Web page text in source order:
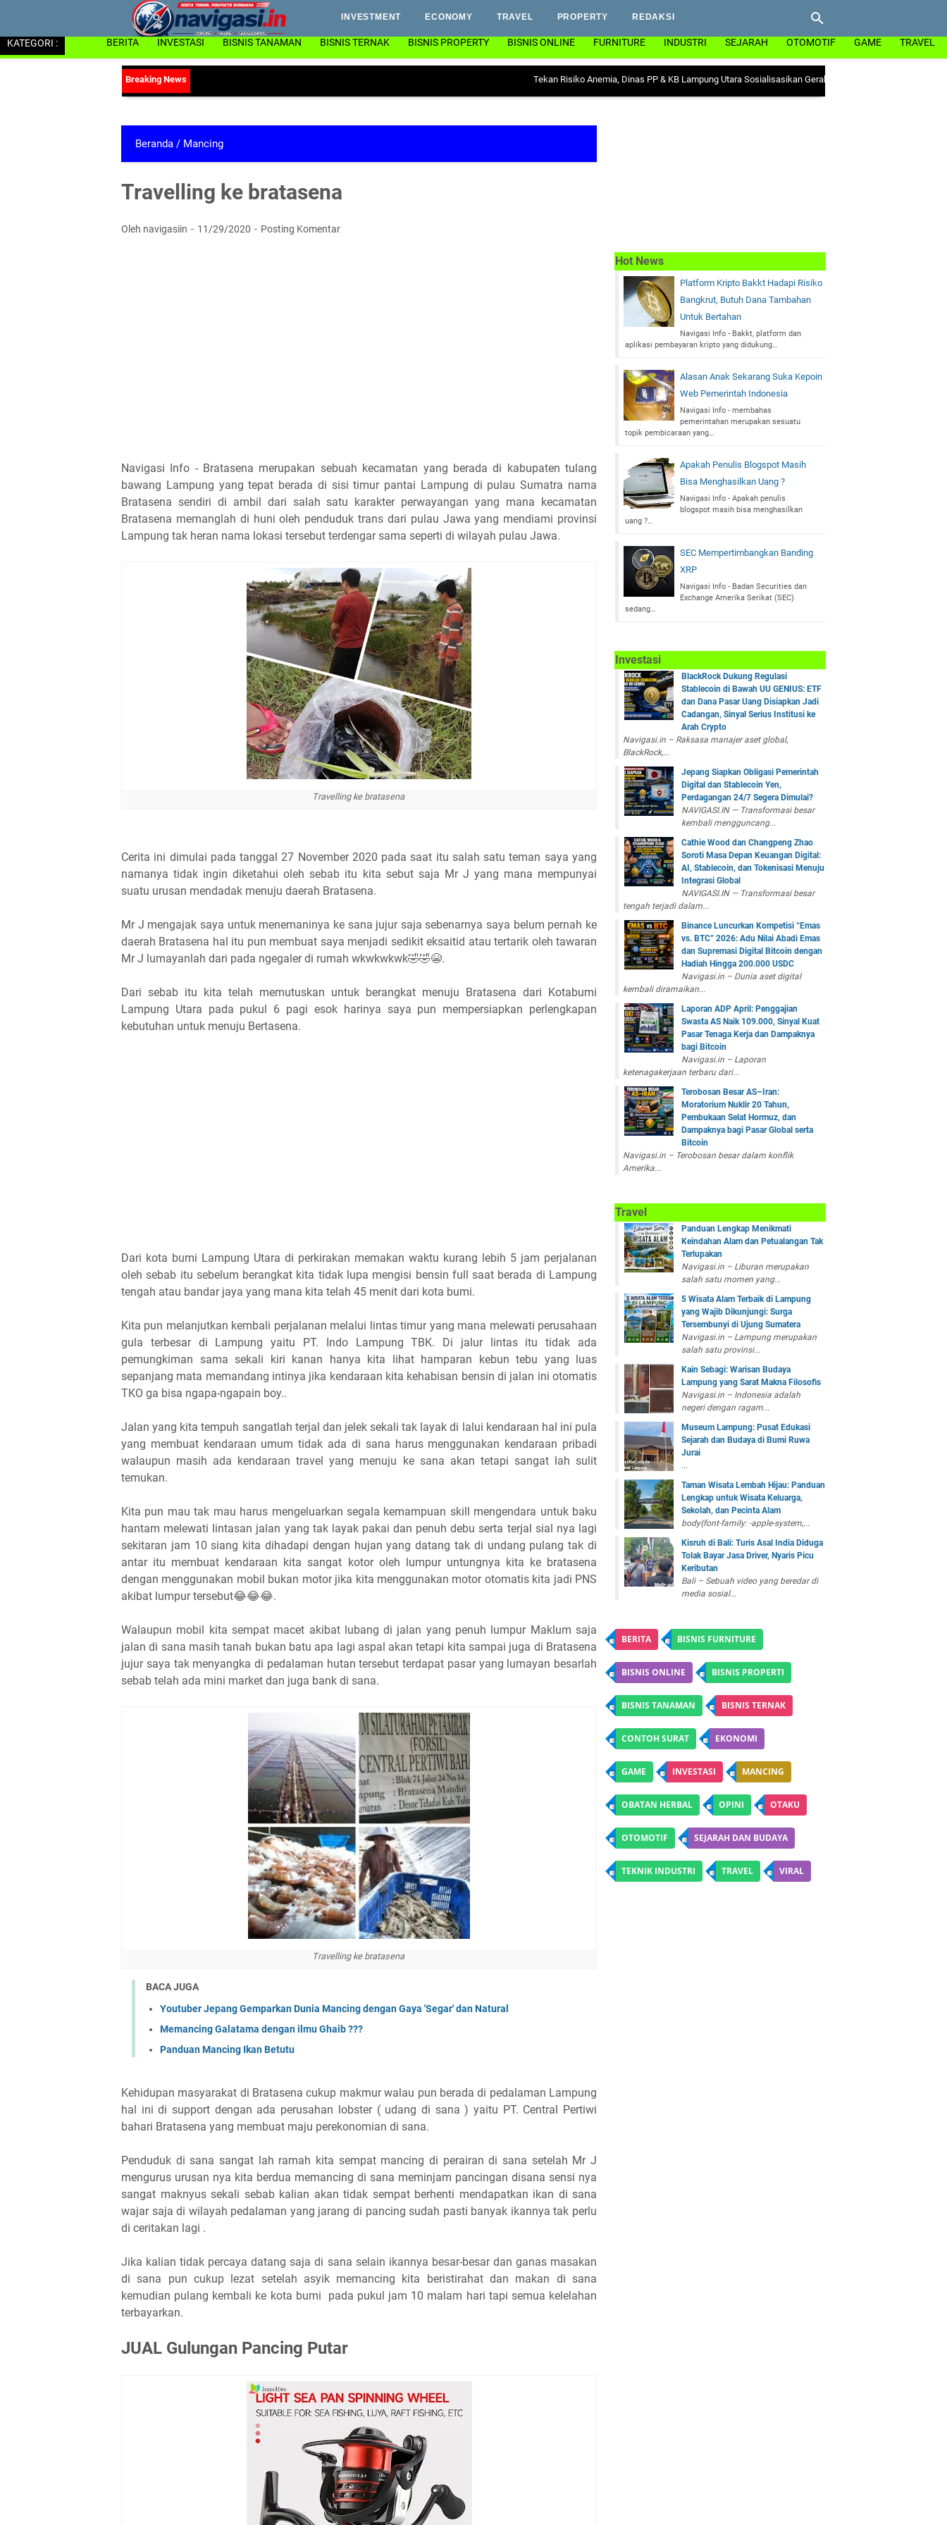
INVESTMENT ECONOMY TRAVEL PROPERTY REDAKSI
KATEGORI : BERITA INVESTASI BISNIS TANAMAN BISNIS TERNAK BISNIS PROPERTY BISNIS ONLINE FURNITURE INDUSTRI SEJARAH OTOMOTIF GAME TRAVEL
Tekan Risiko Anemia, Dinas PP & KB Lampung Utara Sosialisasikan Gerakan "Ayo Minum Tablet Tambah Darah" di
Beranda / Mancing
Travelling ke bratasena
Oleh navigasiin 11/29/2020 Posting Komentar
Navigasi Info - Bratasena merupakan sebuah kecamatan yang berada di kabupaten tulang
bawang Lampung yang tepat berada di sisi timur pantai Lampung di pulau Sumatra nama
Bratasena sendiri di ambil dari salah satu karakter perwayangan yang mana kecamatan
Bratasena memanglah di huni oleh penduduk trans dari pulau Jawa yang mendiami provinsi
Lampung tak heran nama lokasi tersebut terdengar sama seperti di wilayah pulau Jawa.
Travelling ke bratasena
Cerita ini dimulai pada tanggal 27 November 2020 pada saat itu salah satu teman saya yang
namanya tidak ingin diketahui oleh sebab itu kita sebut saja Mr J yang mana mempunyai
suatu urusan mendadak menuju daerah Bratasena.
Mr J mengajak saya untuk menemaninya ke sana jujur saja sebenarnya saya belum pernah ke
daerah Bratasena hal itu pun membuat saya menjadi sedikit eksaitid atau tertarik oleh tawaran
Mr J lumayanlah dari pada ngegaler di rumah wkwkwkwk🤣🤣😭.
Dari sebab itu kita telah memutuskan untuk berangkat menuju Bratasena dari Kotabumi
Lampung Utara pada pukul 6 pagi esok harinya saya pun mempersiapkan perlengkapan
kebutuhan untuk menuju Bertasena.
Dari kota bumi Lampung Utara di perkirakan memakan waktu kurang lebih 5 jam perjalanan
oleh sebab itu sebelum berangkat kita tidak lupa mengisi bensin full saat berada di Lampung
tengah atau bandar jaya yang mana kita telah 45 menit dari kota bumi.
Kita pun melanjutkan kembali perjalanan melalui lintas timur yang mana melewati perusahaan
gula terbesar di Lampung yaitu PT. Indo Lampung TBK. Di jalur lintas itu tidak ada
pemungkiman sama sekali kiri kanan hanya kita lihat hamparan kebun tebu yang luas
sepanjang mata memandang intinya jika kendaraan kita kehabisan bensin di jalan ini otomatis
TKO ga bisa ngapa-ngapain boy..
Jalan yang kita tempuh sangatlah terjal dan jelek sekali tak layak di lalui kendaraan hal ini pula
yang membuat kendaraan umum tidak ada di sana harus menggunakan kendaraan pribadi
walaupun masih ada kendaraan travel yang menuju ke sana akan tetapi sangat lah sulit
temukan.
Kita pun mau tak mau harus mengeluarkan segala kemampuan skill mengendara untuk baku
hantam melewati lintasan jalan yang tak layak pakai dan penuh debu serta terjal sial nya lagi
sekitaran jam 10 siang kita dihadapi dengan hujan yang datang tak di undang pulang tak di
antar itu membuat kendaraan kita sangat kotor oleh lumpur untungnya kita ke bratasena
dengan menggunakan mobil bukan motor jika kita menggunakan motor otomatis kita jadi PNS
akibat lumpur tersebut😂😂😂.
Walaupun mobil kita sempat macet akibat lubang di jalan yang penuh lumpur Maklum saja
jalan di sana masih tanah bukan batu apa lagi aspal akan tetapi kita sampai juga di Bratasena
jujur saya tak menyangka di pedalaman hutan tersebut terdapat pasar yang lumayan besarlah
sebab telah ada mini market dan juga bank di sana.
Travelling ke bratasena
BACA JUGA
Youtuber Jepang Gemparkan Dunia Mancing dengan Gaya 'Segar' dan Natural
Memancing Galatama dengan ilmu Ghaib ???
Panduan Mancing Ikan Betutu
Kehidupan masyarakat di Bratasena cukup makmur walau pun berada di pedalaman Lampung
hal ini di support dengan ada perusahan lobster ( udang di sana ) yaitu PT. Central Pertiwi
bahari Bratasena yang membuat maju perekonomian di sana.
Penduduk di sana sangat lah ramah kita sempat mancing di perairan di sana setelah Mr J
mengurus urusan nya kita berdua memancing di sana meminjam pancingan disana sensi nya
sangat maknyus sekali sebab kalian akan tidak sempat berhenti mendapatkan ikan di sana
wajar saja di wilayah pedalaman yang jarang di pancing sudah pasti banyak ikannya tak perlu
di ceritakan lagi .
Jika kalian tidak percaya datang saja di sana selain ikannya besar-besar dan ganas masakan
di sana pun cukup lezat setelah asyik memancing kita beristirahat dan makan di sana
kemudian pulang kembali ke kota bumi pada pukul jam 10 malam hari tapi semua kelelahan
terbayarkan.
JUAL Gulungan Pancing Putar
Hot News
Platform Kripto Bakkt Hadapi Risiko
Bangkrut, Butuh Dana Tambahan
Untuk Bertahan
Navigasi Info - Bakkt, platform dan
aplikasi pembayaran kripto yang didukung…
Alasan Anak Sekarang Suka Kepoin
Web Pemerintah Indonesia
Navigasi Info - membahas
pemerintahan merupakan sesuatu
topik pembicaraan yang…
Apakah Penulis Blogspot Masih
Bisa Menghasilkan Uang ?
Navigasi Info - Apakah penulis
blogspot masih bisa menghasilkan
uang ?…
SEC Mempertimbangkan Banding
XRP
Navigasi Info - Badan Securities dan
Exchange Amerika Serikat (SEC)
sedang…
Investasi
BlackRock Dukung Regulasi
Stablecoin di Bawah UU GENIUS: ETF
dan Dana Pasar Uang Disiapkan Jadi
Cadangan, Sinyal Serius Institusi ke
Arah Crypto
Navigasi.in – Raksasa manajer aset global,
BlackRock,...
Jepang Siapkan Obligasi Pemerintah
Digital dan Stablecoin Yen,
Perdagangan 24/7 Segera Dimulai?
NAVIGASI.IN — Transformasi besar
kembali mengguncang...
Cathie Wood dan Changpeng Zhao
Soroti Masa Depan Keuangan Digital:
AI, Stablecoin, dan Tokenisasi Menuju
Integrasi Global
NAVIGASI.IN — Transformasi besar
tengah terjadi dalam...
Binance Luncurkan Kompetisi “Emas
vs. BTC” 2026: Adu Nilai Abadi Emas
dan Supremasi Digital Bitcoin dengan
Hadiah Hingga 200.000 USDC
Navigasi.in – Dunia aset digital
kembali diramaikan...
Laporan ADP April: Penggajian
Swasta AS Naik 109.000, Sinyal Kuat
Pasar Tenaga Kerja dan Dampaknya
bagi Bitcoin
Navigasi.in – Laporan
ketenagakerjaan terbaru dari...
Terobosan Besar AS–Iran:
Moratorium Nuklir 20 Tahun,
Pembukaan Selat Hormuz, dan
Dampaknya bagi Pasar Global serta
Bitcoin
Navigasi.in – Terobosan besar dalam konflik
Amerika...
Travel
Panduan Lengkap Menikmati
Keindahan Alam dan Petualangan Tak
Terlupakan
Navigasi.in – Liburan merupakan
salah satu momen yang...
5 Wisata Alam Terbaik di Lampung
yang Wajib Dikunjungi: Surga
Tersembunyi di Ujung Sumatera
Navigasi.in – Lampung merupakan
salah satu provinsi...
Kain Sebagi: Warisan Budaya
Lampung yang Sarat Makna Filosofis
Navigasi.in – Indonesia adalah
negeri dengan ragam...
Museum Lampung: Pusat Edukasi
Sejarah dan Budaya di Bumi Ruwa
Jurai
...
Taman Wisata Lembah Hijau: Panduan
Lengkap untuk Wisata Keluarga,
Sekolah, dan Pecinta Alam
body{font-family: -apple-system,...
Kisruh di Bali: Turis Asal India Diduga
Tolak Bayar Jasa Driver, Nyaris Picu
Keributan
Bali – Sebuah video yang beredar di
media sosial...
BERITA BISNIS FURNITURE
BISNIS ONLINE BISNIS PROPERTI
BISNIS TANAMAN BISNIS TERNAK
CONTOH SURAT EKONOMI
GAME INVESTASI MANCING
OBATAN HERBAL OPINI OTAKU
OTOMOTIF SEJARAH DAN BUDAYA
TEKNIK INDUSTRI TRAVEL VIRAL